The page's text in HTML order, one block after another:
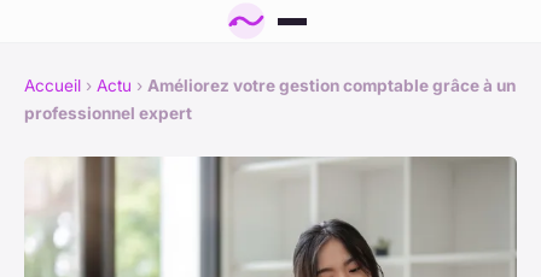
Accueil › Actu › Améliorez votre gestion comptable grâce à un
professionnel expert